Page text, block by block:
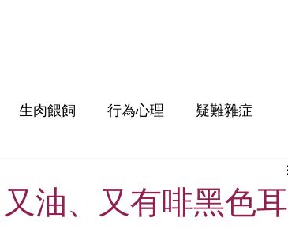
生肉餵飼 行為心理 疑難雜症
油、又有啡黑色耳